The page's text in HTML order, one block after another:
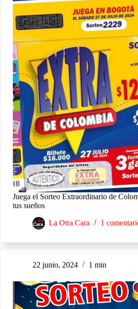
Juega el Sorteo Extraordinario de
tus sueños
La Otra Cara 1
22 junio, 2024 1 min